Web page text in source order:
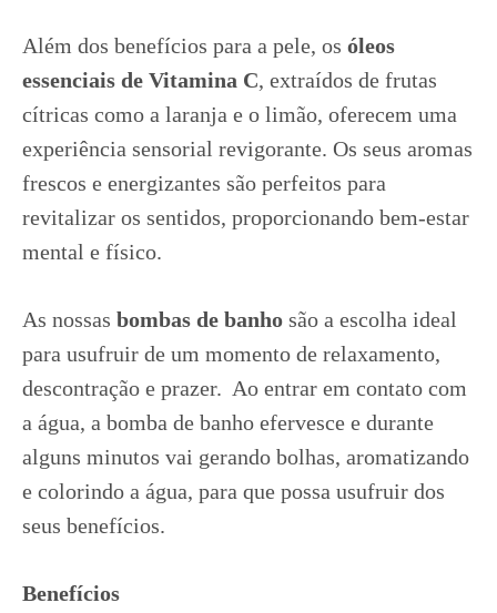
Além dos benefícios para a pele, os óleos
essenciais de Vitamina C, extraídos de frutas
cítricas como a laranja e o limão, oferecem uma
experiência sensorial revigorante. Os seus aromas
frescos e energizantes são perfeitos para
revitalizar os sentidos, proporcionando bem-estar
mental e físico.
As nossas bombas de banho são a escolha ideal
para usufruir de um momento de relaxamento,
descontração e prazer. Ao entrar em contato com
a água, a bomba de banho efervesce e durante
alguns minutos vai gerando bolhas, aromatizando
e colorindo a água, para que possa usufruir dos
seus benefícios.
Benefícios